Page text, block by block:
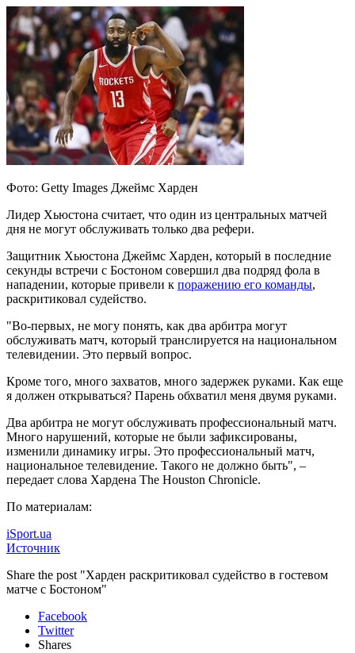
Фото: Getty Images Джеймс Харден
Лидер Хьюстона считает, что один из центральных матчей
дня не могут обслуживать только два рефери.
Защитник Хьюстона Джеймс Харден, который в последние
секунды встречи с Бостоном совершил два подряд фола в
нападении, которые привели к поражению его команды,
раскритиковал судейство.
"Во-первых, не могу понять, как два арбитра могут
обслуживать матч, который транслируется на национальном
телевидении. Это первый вопрос.
Кроме того, много захватов, много задержек руками. Как еще
я должен открываться? Парень обхватил меня двумя руками.
Два арбитра не могут обслуживать профессиональный матч.
Много нарушений, которые не были зафиксированы,
изменили динамику игры. Это профессиональный матч,
национальное телевидение. Такого не должно быть", –
передает слова Хардена The Houston Chronicle.
По материалам:
iSport.ua
Источник
Share the post "Харден раскритиковал судейство в гостевом
матче с Бостоном"
Facebook
Twitter
Shares